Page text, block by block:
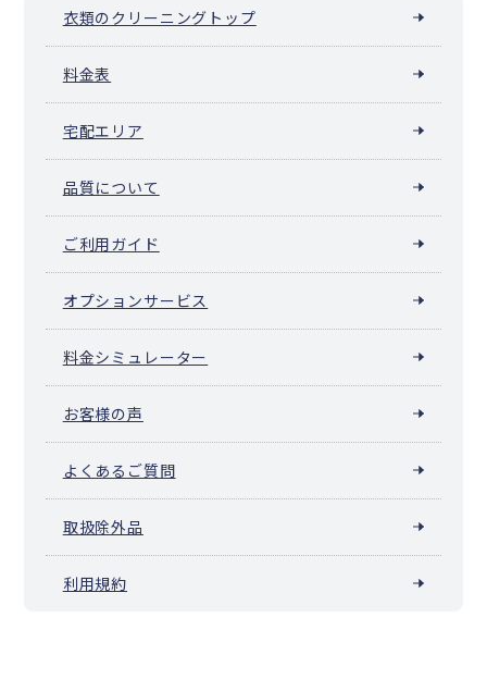
衣類のクリーニングトップ
料金表
宅配エリア
品質について
ご利用ガイド
オプションサービス
料金シミュレーター
お客様の声
よくあるご質問
取扱除外品
利用規約